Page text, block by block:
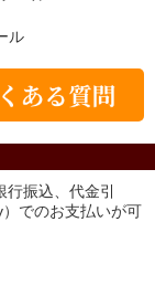
ル
振込、代金引
でのお支払いが可